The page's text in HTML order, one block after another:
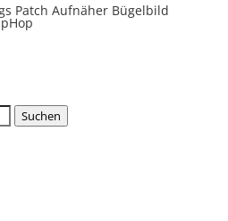
Patch Aufnäher Bügelbild
Suchen